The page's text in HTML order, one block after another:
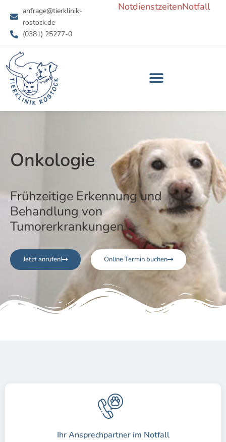
Inhalt
springen
anfrage@tierklinik-
rostock.de
(0381) 25277-0
NotdienstzeitenNotfall
Onkologie
Frühzeitige Erkennung und
Behandlung von
Tumorerkrankungen
Jetzt anrufen! Online Termin buchen
Ihr Ansprechpartner im Notfall